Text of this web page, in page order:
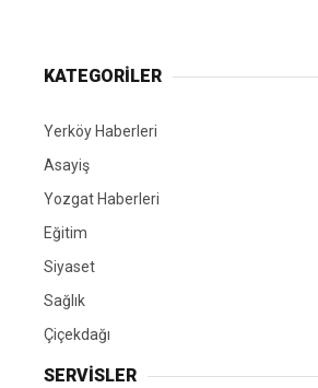
KATEGORİLER
Yerköy Haberleri
Asayiş
Yozgat Haberleri
Eğitim
Siyaset
Sağlık
Çiçekdağı
SERVİSLER